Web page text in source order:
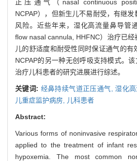
正压通气（nasal continuous
NCPAP），但新生儿不易耐受，有继
风险。近些年来，湿化高流量鼻导管
flow nasal cannula, HHFNC）治疗已经
儿的舒适度和耐受性同时保证通气的有
NCPAP的另一种无创呼吸支持模式。
治疗儿科患者的研究进展进行综述。
关键词: 经鼻持续气道正压通气,湿化
儿重症监护病房,
儿科患者
Abstract:
Various forms of noninvasive
applied to the treatment of infant
hypoxemia. The most common